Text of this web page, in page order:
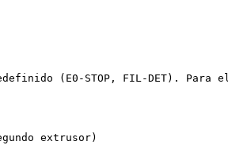
(E0-STOP, FIL-DET).
extrusor)